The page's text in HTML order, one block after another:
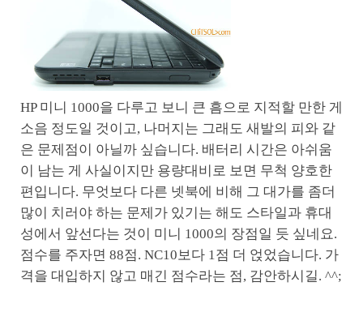
HP 미니 1000을 다루고 보니 큰 흠으로 지적할 만한 게
소음 정도일 것이고, 나머지는 그래도 새발의 피와 같
은 문제점이 아닐까 싶습니다. 배터리 시간은 아쉬움
이 남는 게 사실이지만 용량대비로 보면 무척 양호한
편입니다. 무엇보다 다른 넷북에 비해 그 대가를 좀더
많이 치러야 하는 문제가 있기는 해도 스타일과 휴대
성에서 앞선다는 것이 미니 1000의 장점일 듯 싶네요.
점수를 주자면 88점. NC10보다 1점 더 얹었습니다. 가
격을 대입하지 않고 매긴 점수라는 점, 감안하시길. ^^;